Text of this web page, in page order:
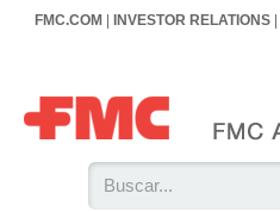
FMC.COM INVESTOR RELATIONS